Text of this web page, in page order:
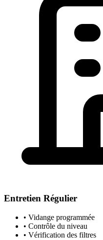
Entretien Régulier
• Vidange programmée
• Contrôle du niveau
• Vérification des filtres